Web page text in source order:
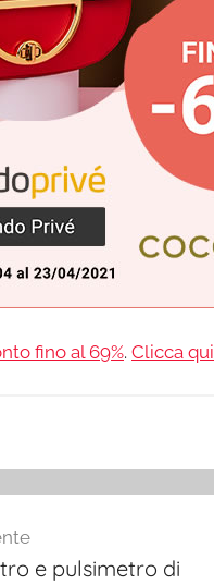
fino al 69%. Clicca qui
e pulsimetro di